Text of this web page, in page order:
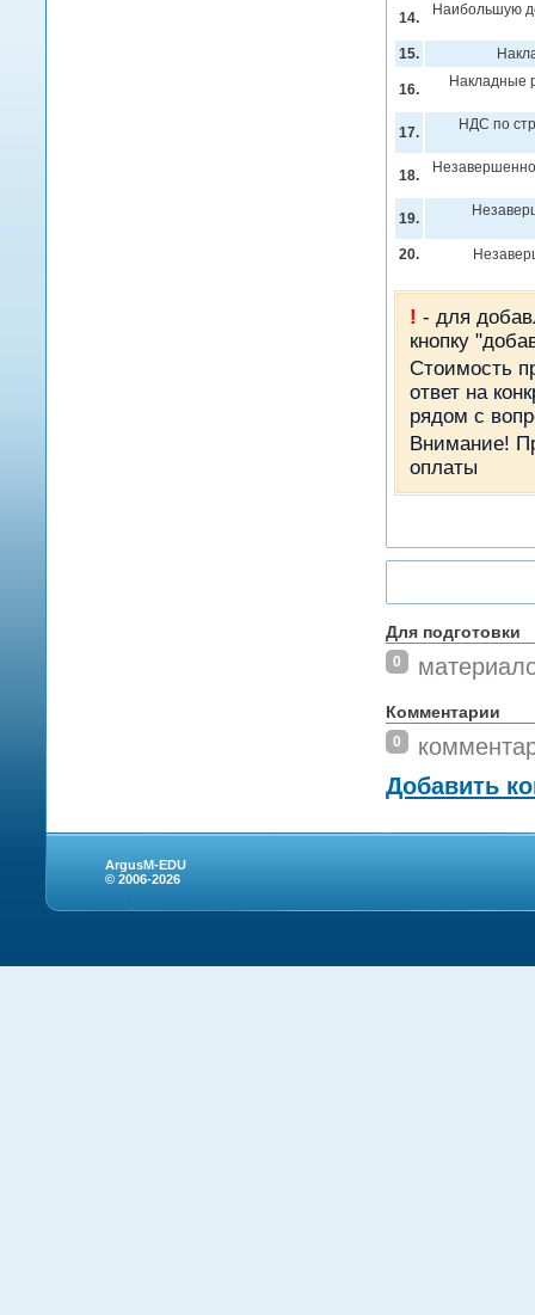
14. Наибольшую
15.
16. Накладные
17. НДС по
18.
19.
20.
! - для
кнопку
Стоимость
ответ на
рядом с
Внимание!
оплаты
Для подготовки
0
Комментарии
0
Добавить
ArgusM-EDU
© 2006-2026